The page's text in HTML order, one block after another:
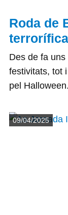
Roda de
terrorífica
Des de fa
festivitats, tot
pel Halloween.
Detalls
09/04/2025